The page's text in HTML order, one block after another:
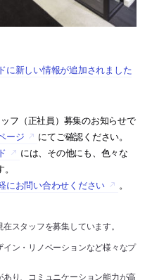
に新しい情報が追加されました
フ（正社員）募集のお知らせで
ージ
にてご確認ください。
には、その他にも、色々な
にお問い合わせください
。
スタッフを募集しています。
ン・リノベーションなど様々なプ
り、コミュニケーション能力が高